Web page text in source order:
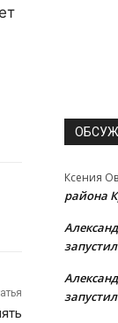
Ксения
района